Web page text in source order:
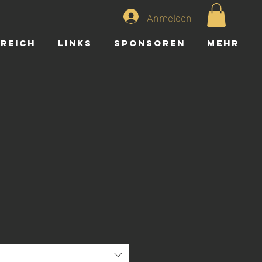
Anmelden
Links Sponsoren Mehr